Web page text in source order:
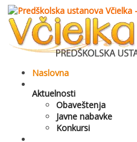
Naslovna
Aktuelnosti
Obaveštenja
Javne nabavke
Konkursi